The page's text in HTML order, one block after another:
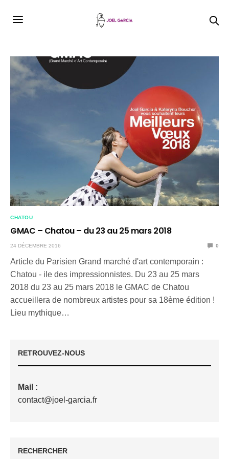
CHATOU
GMAC – Chatou – du 23 au 25 mars 2018
24 DÉCEMBRE 2016 0
Article du Parisien Grand marché d'art contemporain :
Chatou - ile des impressionnistes. Du 23 au 25 mars
2018 du 23 au 25 mars 2018 le GMAC de Chatou
accueillera de nombreux artistes pour sa 18ème édition !
Lieu mythique…
RETROUVEZ-NOUS
Mail :
contact@joel-garcia.fr
RECHERCHER